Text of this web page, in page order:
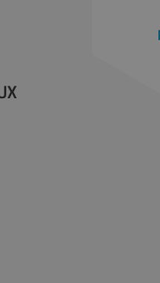
session
à partir de
moteur de
de la
et améliorer les
utilisateurs.
à l'utilisateur
publicitaires et
- qui est une
utilisé de
uniques en
client. Il est
vidéos